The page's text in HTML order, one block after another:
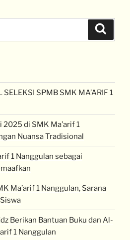
SPMB SMK MA’ARIF 1
di SMK Ma’arif 1
Nuansa Tradisional
1 Nanggulan sebagai
Ma’arif 1 Nanggulan, Sarana
Berikan Bantuan Buku dan Al-
1 Nanggulan